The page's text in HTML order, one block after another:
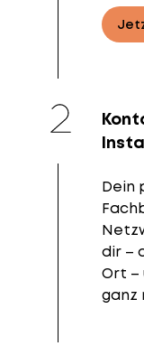
Dein
dir –
Ort –
ganz